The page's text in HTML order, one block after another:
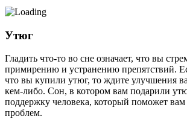
Утюг
Гладить что-то во сне означает, что вы
примирению и устранению препятствий.
что вы купили утюг, то ждите улучшения
кем-либо. Сон, в котором вам подарили
поддержку человека, который поможет
проблем.